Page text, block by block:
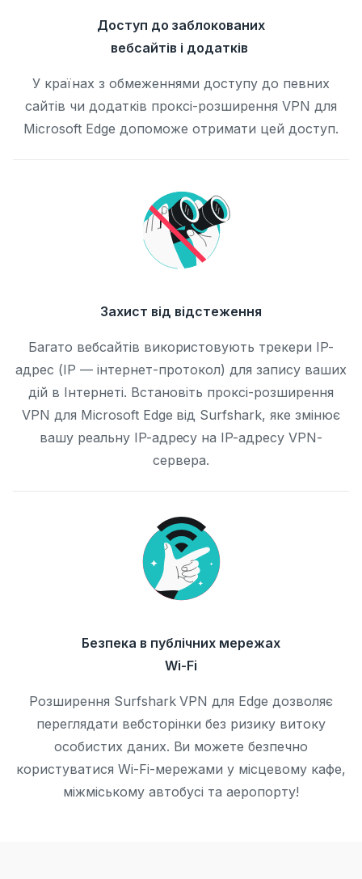
Доступ до заблокованих
вебсайтів і додатків
У країнах з обмеженнями доступу до певних
сайтів чи додатків проксі-розширення VPN для
Microsoft Edge допоможе отримати цей доступ.
Захист від відстеження
Багато вебсайтів використовують трекери IP-
адрес (IP — інтернет-протокол) для запису ваших
дій в Інтернеті. Встановіть проксі-розширення
VPN для Microsoft Edge від Surfshark, яке змінює
вашу реальну IP-адресу на IP-адресу VPN-
сервера.
Безпека в публічних мережах
Wi-Fi
Розширення Surfshark VPN для Edge дозволяє
переглядати вебсторінки без ризику витоку
особистих даних. Ви можете безпечно
користуватися Wi-Fi-мережами у місцевому кафе,
міжміському автобусі та аеропорту!